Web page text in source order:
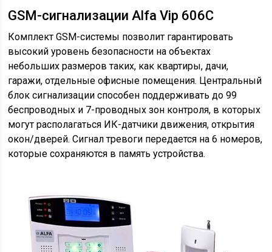
GSM-сигнализации Alfa Vip 606C
Комплект GSM-системы позволит гарантировать
высокий уровень безопасности на объектах
небольших размеров таких, как квартиры, дачи,
гаражи, отдельные офисные помещения. Центральный
блок сигнализации способен поддерживать до 99
беспроводных и 7-проводных зон контроля, в которых
могут располагаться ИК-датчики движения, открытия
окон/дверей. Сигнал тревоги передается на 6 номеров,
которые сохраняются в память устройства.